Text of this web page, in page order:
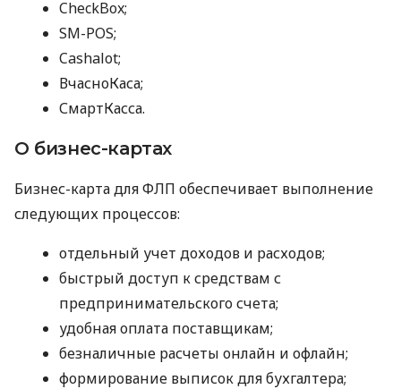
CheckBox;
SM-POS;
Cashalot;
ВчасноКаса;
СмартКасса.
О бизнес-картах
Бизнес-карта для ФЛП обеспечивает выполнение
следующих процессов:
отдельный учет доходов и расходов;
быстрый доступ к средствам с
предпринимательского счета;
удобная оплата поставщикам;
безналичные расчеты онлайн и офлайн;
формирование выписок для бухгалтера;